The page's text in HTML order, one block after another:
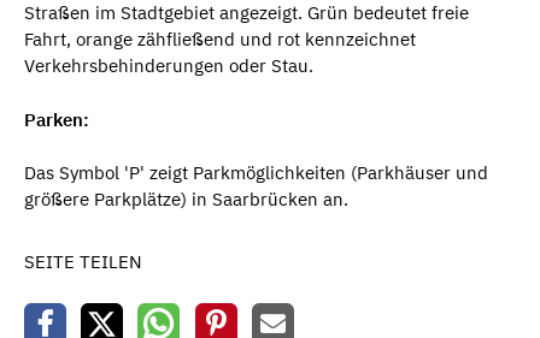
Straßen im Stadtgebiet angezeigt. Grün bedeutet freie
Fahrt, orange zähfließend und rot kennzeichnet
Verkehrsbehinderungen oder Stau.
Parken:
Das Symbol 'P' zeigt Parkmöglichkeiten (Parkhäuser und
größere Parkplätze) in Saarbrücken an.
SEITE TEILEN